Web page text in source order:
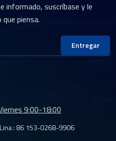
informado, suscríbase y le
piensa.
Entregar
9:00-18:00
: 86 153-0268-9906